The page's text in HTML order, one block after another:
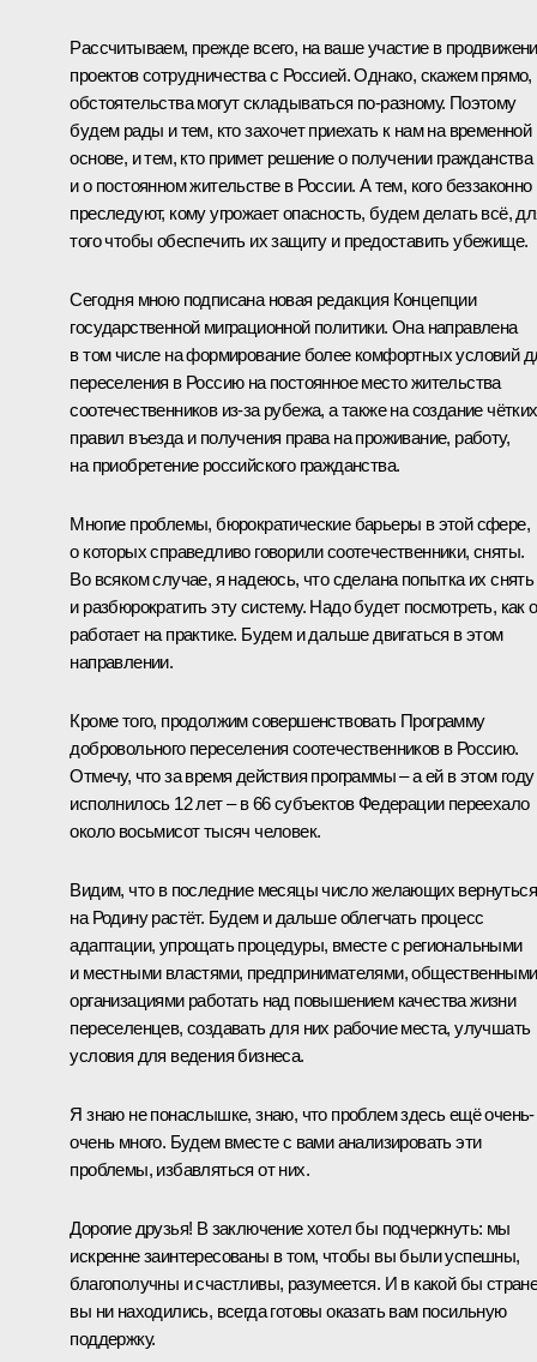
Рассчитываем, прежде всего, на ваше участие в
проектов сотрудничества с Россией. Однако, скажем прямо,
обстоятельства могут складываться по-разному. Поэтому
будем рады и тем, кто захочет приехать к нам на временной
основе, и тем, кто примет решение о получении гражданства
и о постоянном жительстве в России. А тем, кого беззаконно
преследуют, кому угрожает опасность, будем делать всё,
того чтобы обеспечить их защиту и предоставить убежище.
Сегодня мною подписана новая редакция Концепции
государственной миграционной политики. Она направлена
в том числе на формирование более комфортных условий
переселения в Россию на постоянное место жительства
соотечественников из-за рубежа, а также на создание чётких
правил въезда и получения права на проживание, работу,
на приобретение российского гражданства.
Многие проблемы, бюрократические барьеры в этой сфере,
о которых справедливо говорили соотечественники, сняты.
Во всяком случае, я надеюсь, что сделана попытка их снять
и разбюрократить эту систему. Надо будет посмотреть, как
работает на практике. Будем и дальше двигаться в этом
направлении.
Кроме того, продолжим совершенствовать Программу
добровольного переселения соотечественников в Россию.
Отмечу, что за время действия программы – а ей в этом году
исполнилось 12 лет – в 66 субъектов Федерации переехало
около восьмисот тысяч человек.
Видим, что в последние месяцы число желающих вернуться
на Родину растёт. Будем и дальше облегчать процесс
адаптации, упрощать процедуры, вместе с региональными
и местными властями, предпринимателями, общественными
организациями работать над повышением качества жизни
переселенцев, создавать для них рабочие места, улучшать
условия для ведения бизнеса.
Я знаю не понаслышке, знаю, что проблем здесь ещё очень-
очень много. Будем вместе с вами анализировать эти
проблемы, избавляться от них.
Дорогие друзья! В заключение хотел бы подчеркнуть: мы
искренне заинтересованы в том, чтобы вы были успешны,
благополучны и счастливы, разумеется. И в какой бы
вы ни находились, всегда готовы оказать вам посильную
поддержку.